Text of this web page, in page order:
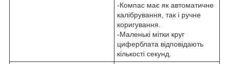
-Компас має як автоматичне
калібрування, так і ручне
коригування.
-Маленькі мітки круг
циферблата відповідають
кількості секунд.